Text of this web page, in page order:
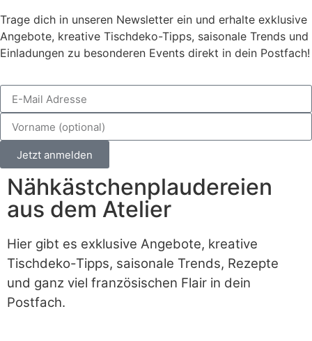
Trage dich in unseren Newsletter ein und erhalte exklusive
Angebote, kreative Tischdeko-Tipps, saisonale Trends und
Einladungen zu besonderen Events direkt in dein Postfach!
Jetzt anmelden
Nähkästchenplaudereien
aus dem Atelier
Hier gibt es exklusive Angebote, kreative
Tischdeko-Tipps, saisonale Trends, Rezepte
und ganz viel französischen Flair in dein
Postfach.